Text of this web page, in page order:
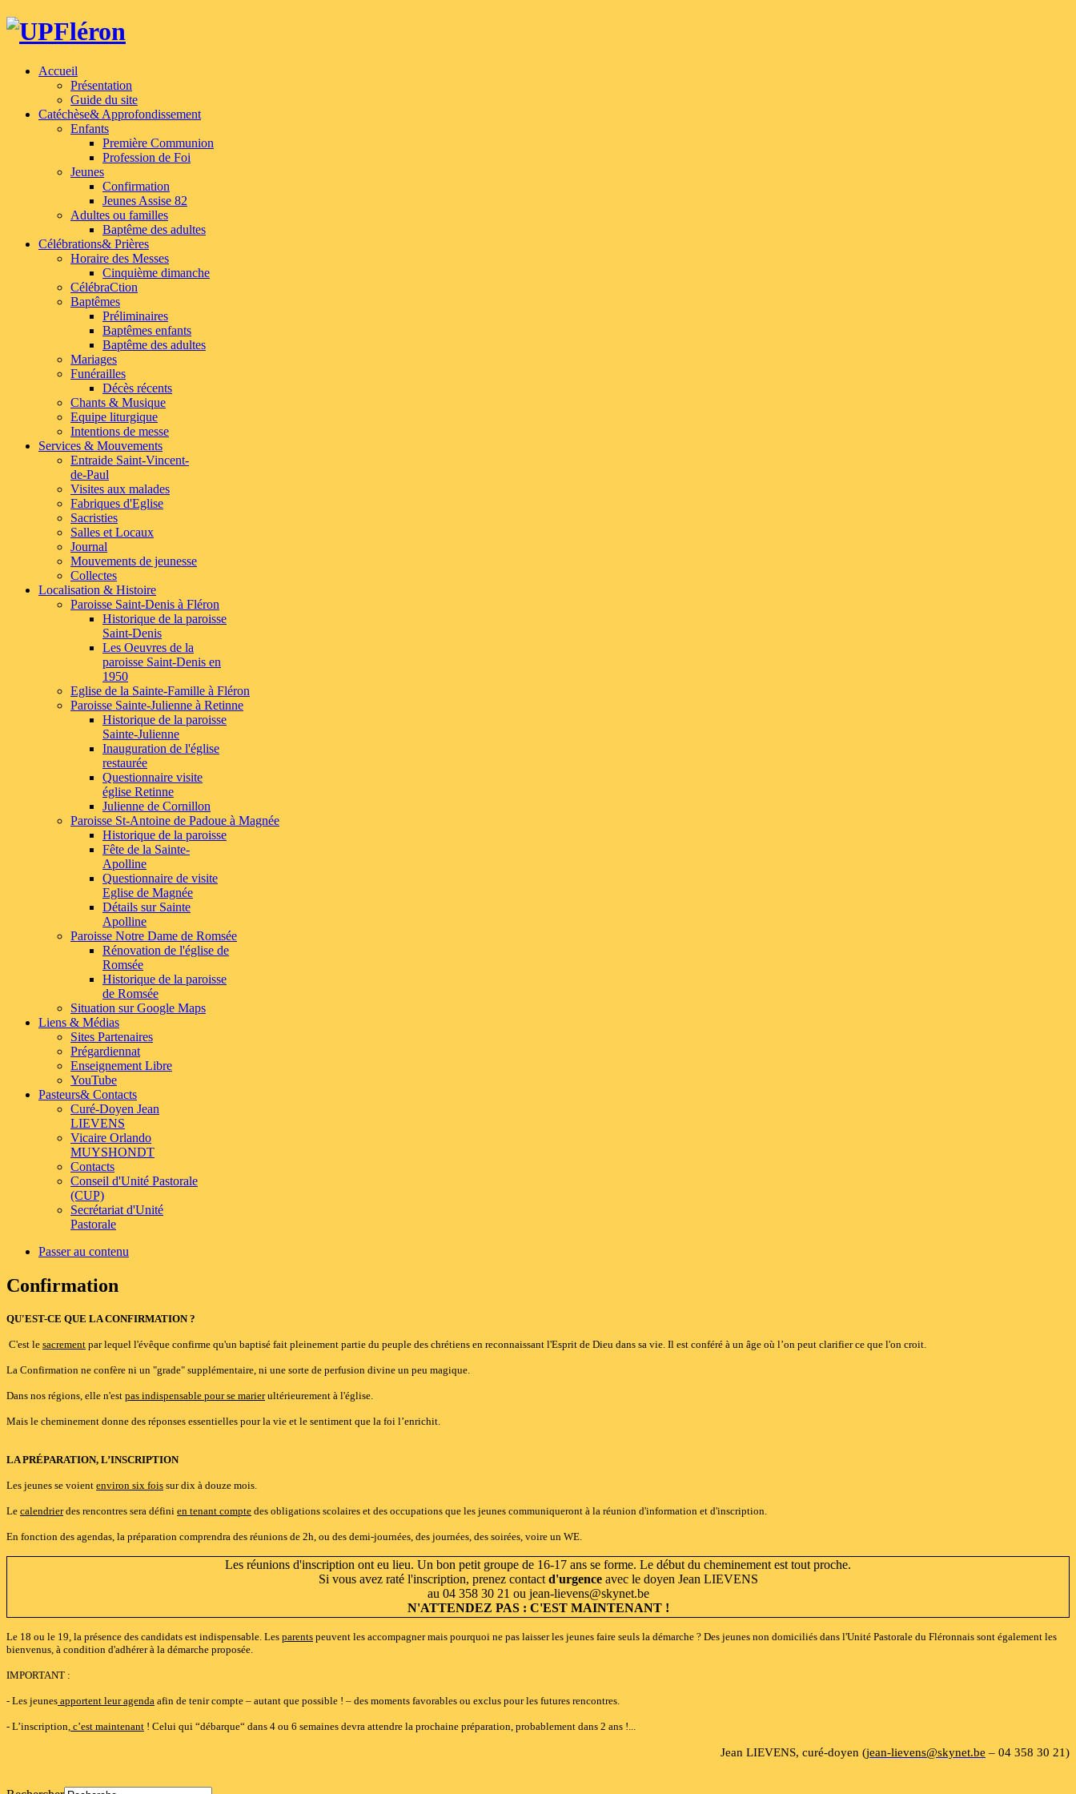
Accueil
Présentation
Guide du site
Catéchèse& Approfondissement
Enfants
Première Communion
Profession de Foi
Jeunes
Confirmation
Jeunes Assise 82
Adultes ou familles
Baptême des adultes
Célébrations& Prières
Horaire des Messes
Cinquième dimanche
CélébraCtion
Baptêmes
Préliminaires
Baptêmes enfants
Baptême des adultes
Mariages
Funérailles
Décès récents
Chants & Musique
Equipe liturgique
Intentions de messe
Services & Mouvements
Entraide Saint-Vincent-
de-Paul
Visites aux malades
Fabriques d'Eglise
Sacristies
Salles et Locaux
Journal
Mouvements de jeunesse
Collectes
Localisation & Histoire
Paroisse Saint-Denis à Fléron
Historique de la paroisse
Saint-Denis
Les Oeuvres de la
paroisse Saint-Denis en
1950
Eglise de la Sainte-Famille à Fléron
Paroisse Sainte-Julienne à Retinne
Historique de la paroisse
Sainte-Julienne
Inauguration de l'église
restaurée
Questionnaire visite
église Retinne
Julienne de Cornillon
Paroisse St-Antoine de Padoue à Magnée
Historique de la paroisse
Fête de la Sainte-
Apolline
Questionnaire de visite
Eglise de Magnée
Détails sur Sainte
Apolline
Paroisse Notre Dame de Romsée
Rénovation de l'église de
Romsée
Historique de la paroisse
de Romsée
Situation sur Google Maps
Liens & Médias
Sites Partenaires
Prégardiennat
Enseignement Libre
YouTube
Pasteurs& Contacts
Curé-Doyen Jean
LIEVENS
Vicaire Orlando
MUYSHONDT
Contacts
Conseil d'Unité Pastorale
(CUP)
Secrétariat d'Unité
Pastorale
Passer au contenu
Confirmation
QU'EST-CE QUE LA CONFIRMATION ?
C'est le sacrement par lequel l'évêque confirme qu'un baptisé fait pleinement partie du peuple des chrétiens en reconnaissant l'Esprit de Dieu dans sa vie. Il est conféré à un âge où l’on peut clarifier ce que l'on croit.
La Confirmation ne confère ni un "grade" supplémentaire, ni une sorte de perfusion divine un peu magique.
Dans nos régions, elle n'est pas indispensable pour se marierultérieurement à l'église.
Mais le cheminement donne des réponses essentielles pour la vie et le sentiment que la foi l’enrichit.
LA PRÉPARATION, L’INSCRIPTION
Les jeunes se voient environ six fois sur dix à douze mois.
Le calendrierdes rencontres sera défini en tenant compte des obligations scolaires et des occupations que les jeunes communiqueront à la réunion d'information et d'inscription.
En fonction des agendas, la préparation comprendra des réunions de 2h, ou des demi-journées, des journées, des soirées, voire un WE.
Les réunions d'inscription ont eu lieu. Un bon petit groupe de 16-17 ans se forme. Le début du cheminement est tout proche.
Si vous avez raté l'inscription, prenez contact d'urgenceavec le doyen Jean LIEVENS
au 04 358 30 21 ou jean-lievens@skynet.be
N'ATTENDEZ PAS : C'EST MAINTENANT !
Le 18 ou le 19, la présence des candidats est indispensable. Les parents peuvent les accompagner mais pourquoi ne pas laisser les jeunes faire seuls la démarche ? Des jeunes non domiciliés dans l'Unité Pastorale du Fléronnais sont également les
bienvenus, à condition d'adhérer à la démarche proposée.
IMPORTANT :
- Les jeunes apportent leur agenda afin de tenir compte – autant que possible ! – des moments favorables ou exclus pour les futures rencontres.
- L’inscription, c’est maintenant ! Celui qui “débarque“ dans 4 ou 6 semaines devra attendre la prochaine préparation, probablement dans 2 ans !...
Jean LIEVENS, curé-doyen (jean-lievens@skynet.be – 04 358 30 21)